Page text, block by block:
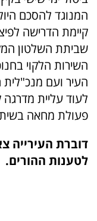
המנוגד להסכם
קיימת הדרישה
שביתת השלטון
השירות הלקוי
העיר ועם מנכ"לית
לעוד עליית
פעולת מחאה
דוברת העירייה
לטענות ההורים.